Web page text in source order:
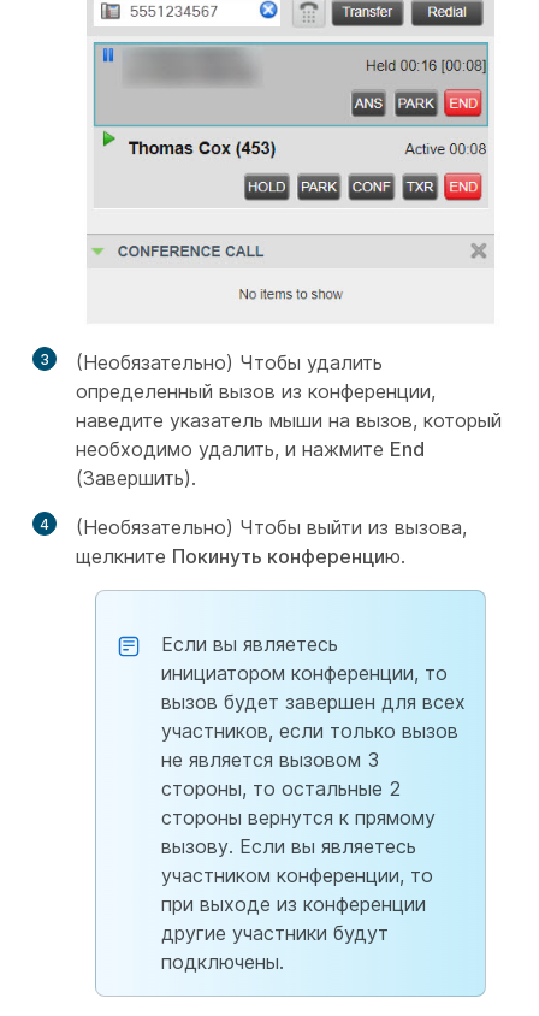
3
(Необязательно) Чтобы удалить
определенный вызов из конференции,
наведите указатель мыши на вызов, который
необходимо удалить, и нажмите End
(Завершить).
4
(Необязательно) Чтобы выйти из вызова,
щелкните Покинуть конференцию.
Если вы являетесь
инициатором конференции, то
вызов будет завершен для всех
участников, если только вызов
не является вызовом 3
стороны, то остальные 2
стороны вернутся к прямому
вызову. Если вы являетесь
участником конференции, то
при выходе из конференции
другие участники будут
подключены.